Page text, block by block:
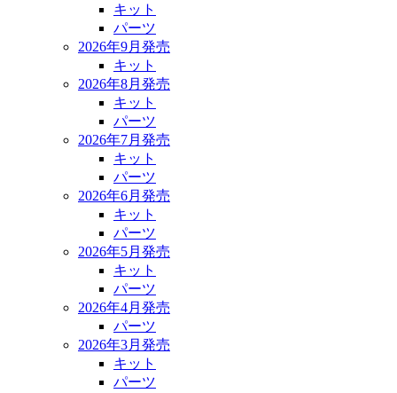
キット
パーツ
2026年9月発売
キット
2026年8月発売
キット
パーツ
2026年7月発売
キット
パーツ
2026年6月発売
キット
パーツ
2026年5月発売
キット
パーツ
2026年4月発売
パーツ
2026年3月発売
キット
パーツ